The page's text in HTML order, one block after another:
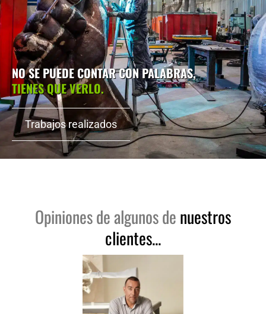
NO SE PUEDE CONTAR CON PALABRAS,
TIENES QUE VERLO.
Trabajos realizados
Opiniones de algunos denuestros
clientes...